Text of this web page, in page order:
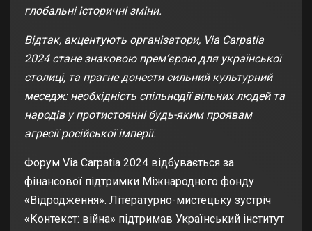
глобальні історичні зміни.
Відтак, акцентують організатори, Via Carpatia
2024 стане знаковою прем’єрою для української
столиці, та прагне донести сильний культурний
меседж: необхідність спільнодії вільних людей та
народів у протистоянні будь-яким проявам
агресії російської імперії.
Форум Via Carpatia 2024 відбувається за
фінансової підтримки Міжнародного фонду
« Відродження». Літературно-мистецьку зустріч
« Контекст: війна» підтримав Український інститут